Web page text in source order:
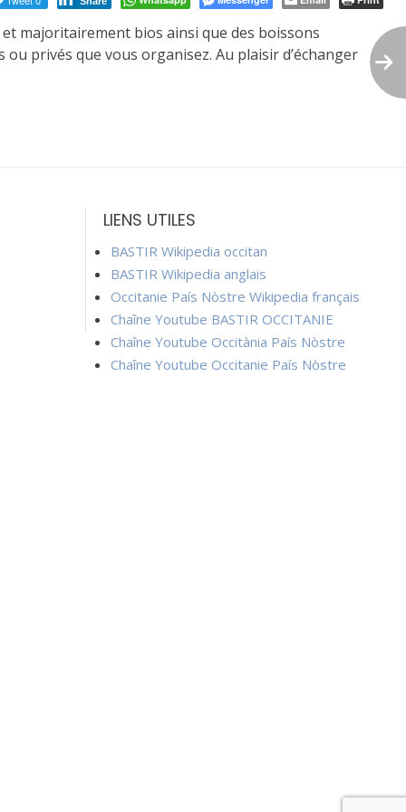
majoritairement bios ainsi que des boissons
privés que vous organisez. Au plaisir d’échanger
LIENS UTILES
BASTIR Wikipedia occitan
BASTIR Wikipedia anglais
Occitanie País Nòstre Wikipedia français
Chaîne Youtube BASTIR OCCITANIE
Chaîne Youtube Occitània País Nòstre
Chaîne Youtube Occitanie País Nòstre